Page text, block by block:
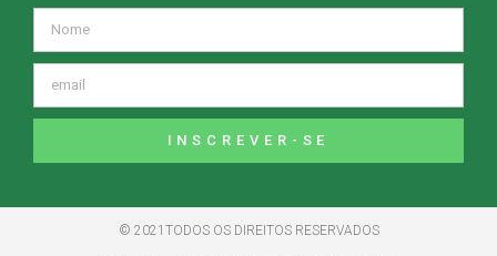
INSCREVER-SE
© 2021TODOS OS DIREITOS RESERVADOS